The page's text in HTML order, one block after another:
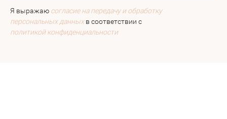
Я выражаю согласие на передачу и обработку
персональных данныхв соответствии с
политикой конфиденциальности